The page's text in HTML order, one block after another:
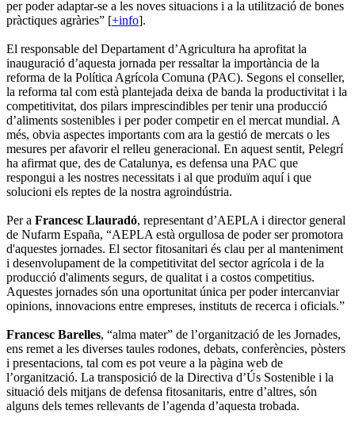
per poder adaptar-se a les noves situacions i a la utilització de bones
pràctiques agràries” [+info].
El responsable del Departament d’Agricultura ha aprofitat la
inauguració d’aquesta jornada per ressaltar la importància de la
reforma de la Política Agrícola Comuna (PAC). Segons el conseller,
la reforma tal com està plantejada deixa de banda la productivitat i la
competitivitat, dos pilars imprescindibles per tenir una producció
d’aliments sostenibles i per poder competir en el mercat mundial. A
més, obvia aspectes importants com ara la gestió de mercats o les
mesures per afavorir el relleu generacional. En aquest sentit, Pelegrí
ha afirmat que, des de Catalunya, es defensa una PAC que
respongui a les nostres necessitats i al que produïm aquí i que
solucioni els reptes de la nostra agroindústria.
Per a Francesc Llauradó, representant d’AEPLA i director general
de Nufarm España, “AEPLA està orgullosa de poder ser promotora
d'aquestes jornades. El sector fitosanitari és clau per al manteniment
i desenvolupament de la competitivitat del sector agrícola i de la
producció d'aliments segurs, de qualitat i a costos competitius.
Aquestes jornades són una oportunitat única per poder intercanviar
opinions, innovacions entre empreses, instituts de recerca i oficials.”
Francesc Barelles, “alma mater” de l’organització de les Jornades,
ens remet a les diverses taules rodones, debats, conferències, pòsters
i presentacions, tal com es pot veure a la pàgina web de
l’organització. La transposició de la Directiva d’Ús Sostenible i la
situació dels mitjans de defensa fitosanitaris, entre d’altres, són
alguns dels temes rellevants de l’agenda d’aquesta trobada.